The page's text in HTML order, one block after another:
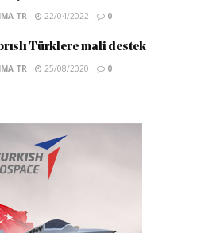
TR 22/04/2022 0
Türklere mali destek
TR 25/08/2020 0